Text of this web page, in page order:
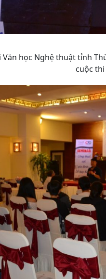
học Nghệ thuật tỉnh
cuộc thi